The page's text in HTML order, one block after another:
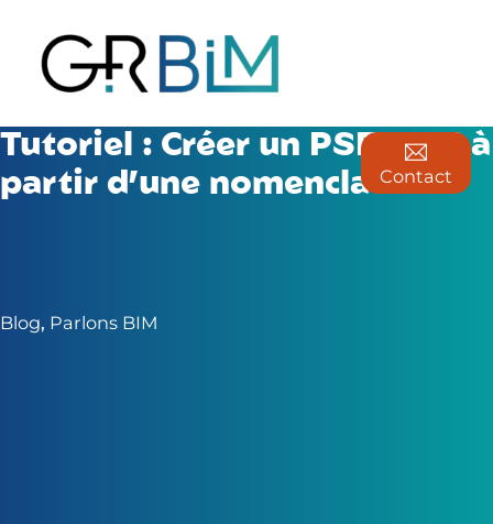
Contact
Tutoriel : Créer un PSET IFC à
partir d’une nomenclature
Blog, Parlons BIM